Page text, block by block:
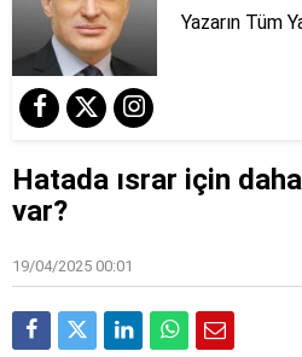
Yazarın Tüm
Hatada ısrar için
var?
19/04/2025 00:01